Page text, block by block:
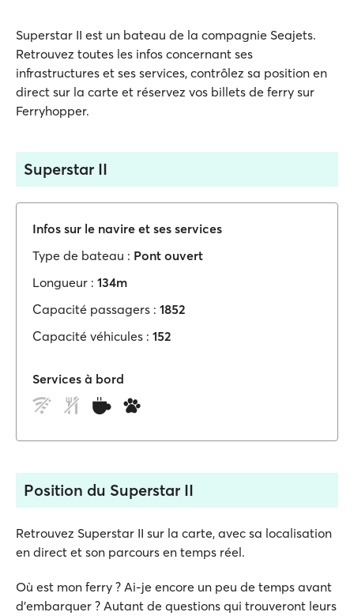
Superstar II est un bateau de la compagnie Seajets.
Retrouvez toutes les infos concernant ses
infrastructures et ses services, contrôlez sa position en
direct sur la carte et réservez vos billets de ferry sur
Ferryhopper.
Superstar II
Infos sur le navire et ses services
Type de bateau : Pont ouvert
Longueur : 134m
Capacité passagers : 1852
Capacité véhicules : 152
Services à bord
Position du Superstar II
Retrouvez Superstar II sur la carte, avec sa localisation
en direct et son parcours en temps réel.
Où est mon ferry ? Ai-je encore un peu de temps avant
d'embarquer ? Autant de questions qui trouveront leurs